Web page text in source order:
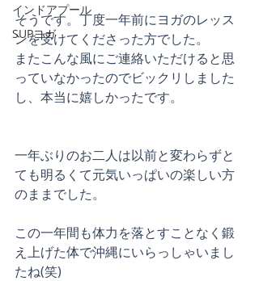
インドアプール
SUPヨガ
そうです。丁度一年前にヨガのレッス
ンを受けてくださった方でした。
またこんな風にご連絡いただけると思
っていなかったのでビックリしました
し、本当に嬉しかったです。
一年ぶりのお二人は以前と変わらずと
ても明るくて元気いっぱいの楽しい方
のままでした。
この一年間も体力を落とすことなく鍛
え上げた体で沖縄にいらっしゃいまし
たね(笑)